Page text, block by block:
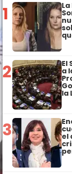
1
2 El
a
la
3 el